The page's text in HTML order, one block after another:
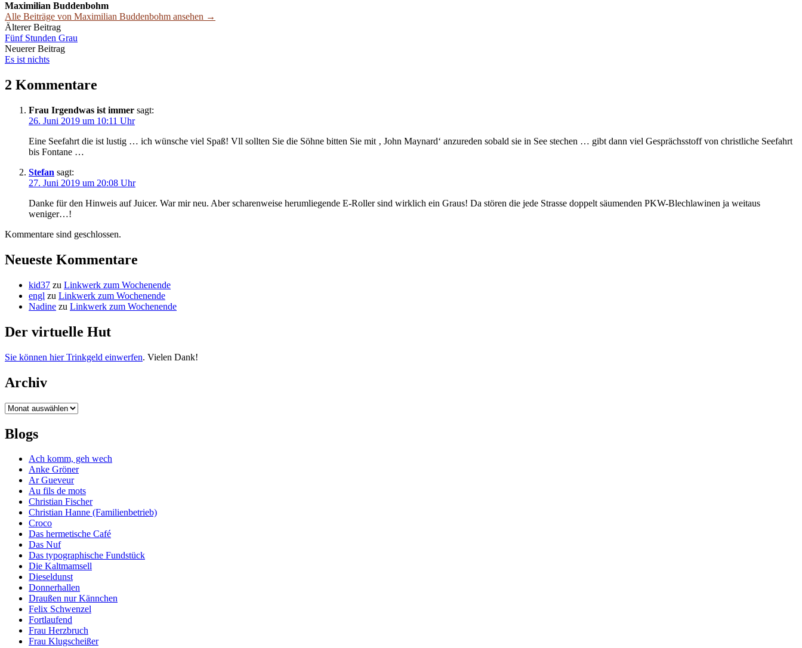
Maximilian Buddenbohm
Alle Beiträge von Maximilian Buddenbohm ansehen →
Beitrags-
Navigation
Älterer Beitrag
Fünf Stunden Grau
Neuerer Beitrag
Es ist nichts
2 Kommentare
Frau Irgendwas ist immer sagt:
26. Juni 2019 um 10:11 Uhr
Eine Seefahrt die ist lustig … ich wünsche viel Spaß! Vll sollten Sie die Söhne bitten Sie mit ‚ John Maynard‘ anzureden sobald sie in See stechen … gibt dann viel Gesprächsstoff von christliche Seefahrt
bis Fontane …
Stefan sagt:
27. Juni 2019 um 20:08 Uhr
Danke für den Hinweis auf Juicer. War mir neu. Aber scharenweise herumliegende E-Roller sind wirklich ein Graus! Da stören die jede Strasse doppelt säumenden PKW-Blechlawinen ja weitaus
weniger…!
Kommentare sind geschlossen.
Neueste Kommentare
kid37 zu Linkwerk zum Wochenende
engl zu Linkwerk zum Wochenende
Nadine zu Linkwerk zum Wochenende
Der virtuelle Hut
Sie können hier Trinkgeld einwerfen. Vielen Dank!
Archiv
Archiv
Blogs
Ach komm, geh wech
Anke Gröner
Ar Gueveur
Au fils de mots
Christian Fischer
Christian Hanne (Familienbetrieb)
Croco
Das hermetische Café
Das Nuf
Das typographische Fundstück
Die Kaltmamsell
Dieseldunst
Donnerhallen
Draußen nur Kännchen
Felix Schwenzel
Fortlaufend
Frau Herzbruch
Frau Klugscheißer